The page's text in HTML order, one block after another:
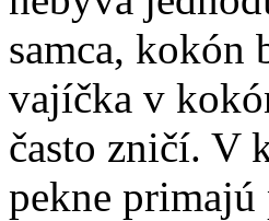
samca, kokón
vajíčka v
často zničí. V
pekne